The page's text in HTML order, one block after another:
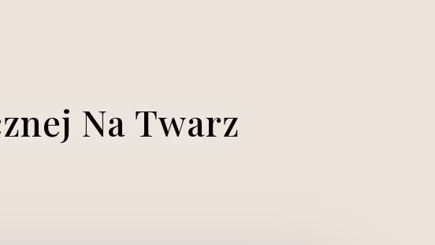
Na Twarz